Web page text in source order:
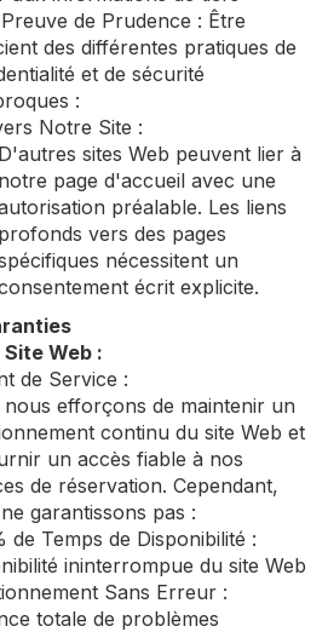
de Prudence : Être
des différentes pratiques de
et de sécurité
:
Notre Site :
D'autres sites Web peuvent lier à
notre page d'accueil avec une
préalable. Les liens
profonds vers des pages
nécessitent un
écrit explicite.
Web :
de Service :
nous efforçons de maintenir un
continu du site Web et
un accès fiable à nos
de réservation. Cependant,
garantissons pas :
de Temps de Disponibilité :
ininterrompue du site Web
Sans Erreur :
totale de problèmes